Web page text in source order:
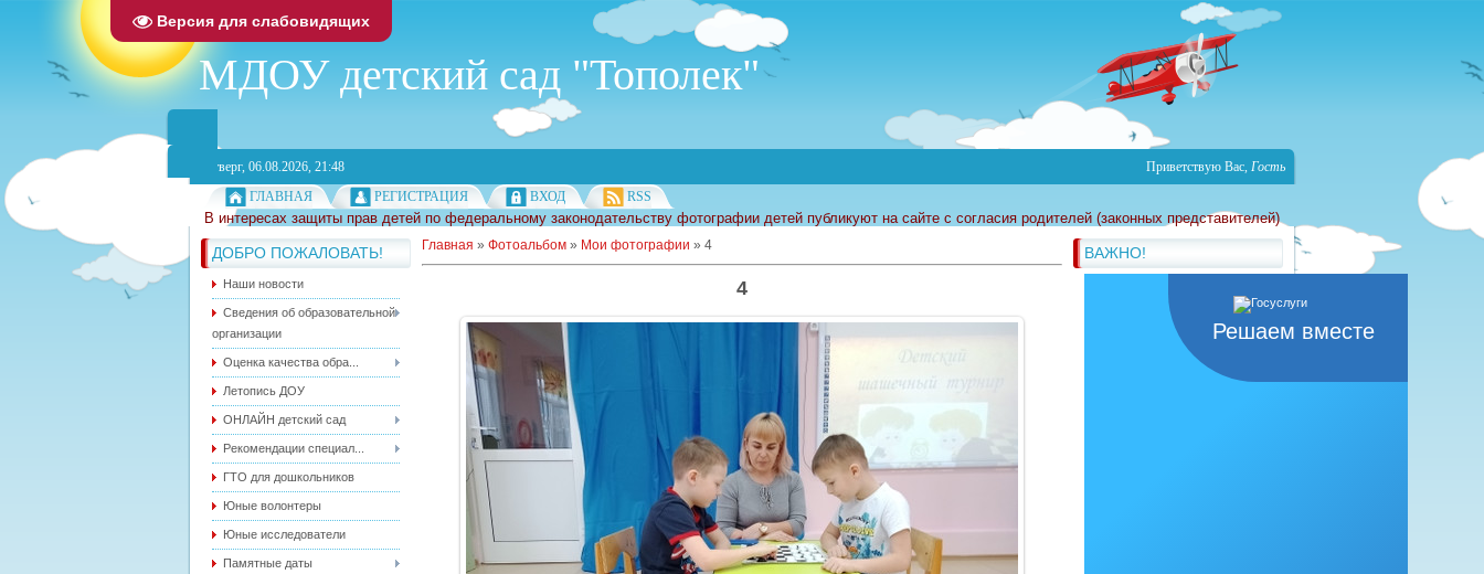
Версия для слабовидящих
МДОУ детский сад "Тополек"
Четверг, 06.08.2026, 21:48 Приветствую Вас, Гость
ГЛАВНАЯ
РЕГИСТРАЦИЯ ВХОД RSS
В интересах защиты прав детей по федеральному законодательству фотографии детей публикуют на сайте с согласия родителей (законных представителей)
ДОБРО ПОЖАЛОВАТЬ!
Наши новости
Сведения об образовательной
организации
Оценка качества обра...
Летопись ДОУ
ОНЛАЙН детский сад
Рекомендации специал...
ГТО для дошкольников
Юные волонтеры
Юные исследователи
Памятные даты
ВАЖНО!
Решаем вместе
Главная » Фотоальбом » Мои фотографии » 4
4